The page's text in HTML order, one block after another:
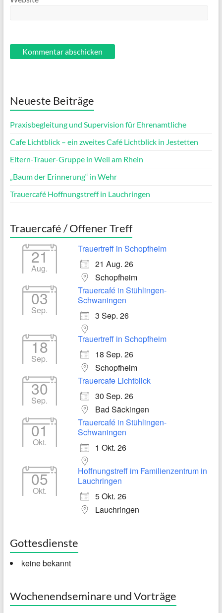
Neueste Beiträge
Praxisbegleitung und Supervision für Ehrenamtliche
Cafe Lichtblick – ein zweites Café Lichtblick in Jestetten
Eltern-Trauer-Gruppe in Weil am Rhein
„Baum der Erinnerung“ in Wehr
Trauercafé Hoffnungstreff in Lauchringen
Trauercafé / Offener Treff
21
Aug.
Trauertreff in Schopfheim
21 Aug. 26
Schopfheim
03
Sep.
Trauercafé in Stühlingen-
Schwaningen
3 Sep. 26
18
Sep.
Trauertreff in Schopfheim
18 Sep. 26
Schopfheim
30
Sep.
Trauercafe Lichtblick
30 Sep. 26
Bad Säckingen
01
Okt.
Trauercafé in Stühlingen-
Schwaningen
1 Okt. 26
05
Okt.
Hoffnungstreff im Familienzentrum in
Lauchringen
5 Okt. 26
Lauchringen
Gottesdienste
keine bekannt
Wochenendseminare und Vorträge